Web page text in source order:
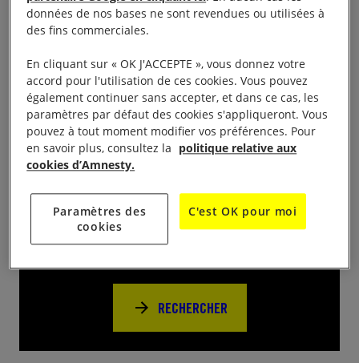
Venez soutenir les défenseur.es d’Arabie saoudite
place de l’ancien hotel de ville de 9h à 12h30.
Près de chez vous
Trouvez d’autres événements pour agir
RECHERCHER
données de nos bases ne sont revendues ou utilisées à
des fins commerciales.
En cliquant sur « OK J'ACCEPTE », vous donnez votre
accord pour l'utilisation de ces cookies. Vous pouvez
également continuer sans accepter, et dans ce cas, les
paramètres par défaut des cookies s'appliqueront. Vous
pouvez à tout moment modifier vos préférences. Pour
en savoir plus, consultez la politique relative aux
cookies d’Amnesty.
Paramètres des
cookies
C'est OK pour moi